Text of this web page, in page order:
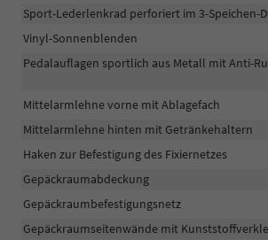
Sport-Lederlenkrad perforiert im 3-Speichen-
Vinyl-Sonnenblenden
Pedalauflagen sportlich aus Metall mit Anti-
Mittelarmlehne vorne mit Ablagefach
Mittelarmlehne hinten mit Getränkehaltern
Haken zur Befestigung des Fixiernetzes
Gepäckraumabdeckung
Gepäckraumbefestigungsnetz
Gepäckraumseitenwände mit